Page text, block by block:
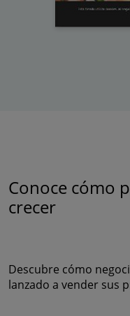
Conoce cómo
crecer
Descubre cómo
lanzado a vender sus